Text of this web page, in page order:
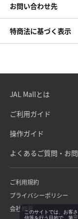
お問い合わせ先
特商法に基づく表示
JAL Mallとは
ご利用ガイド
操作ガイド
よくあるご質問・お
ご利用規約
プライバシーポリシー
会社概要このサイトでは、お客
信等を行う目的で、第